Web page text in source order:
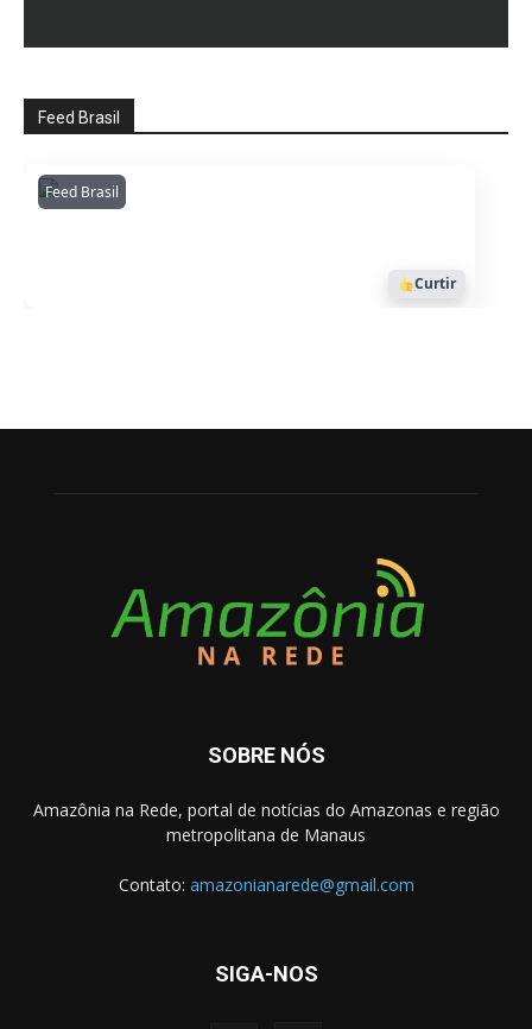
Feed Brasil
Feed BrasilAmazonianarede
1053
Curtir
SOBRE NÓS
Amazônia na Rede, portal de notícias do Amazonas e região
metropolitana de Manaus
Contato: amazonianarede@gmail.com
SIGA-NOS